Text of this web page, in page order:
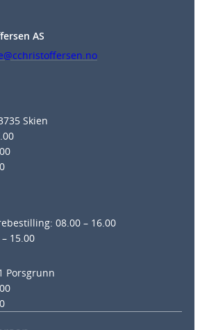
AS
Skien
08.00 – 16.00
15.00
Porsgrunn